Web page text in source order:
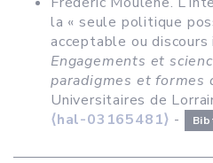
la « seule politique
acceptable ou discours
Engagements et
paradigmes et formes
Universitaires de
⟨hal-03165481⟩ -